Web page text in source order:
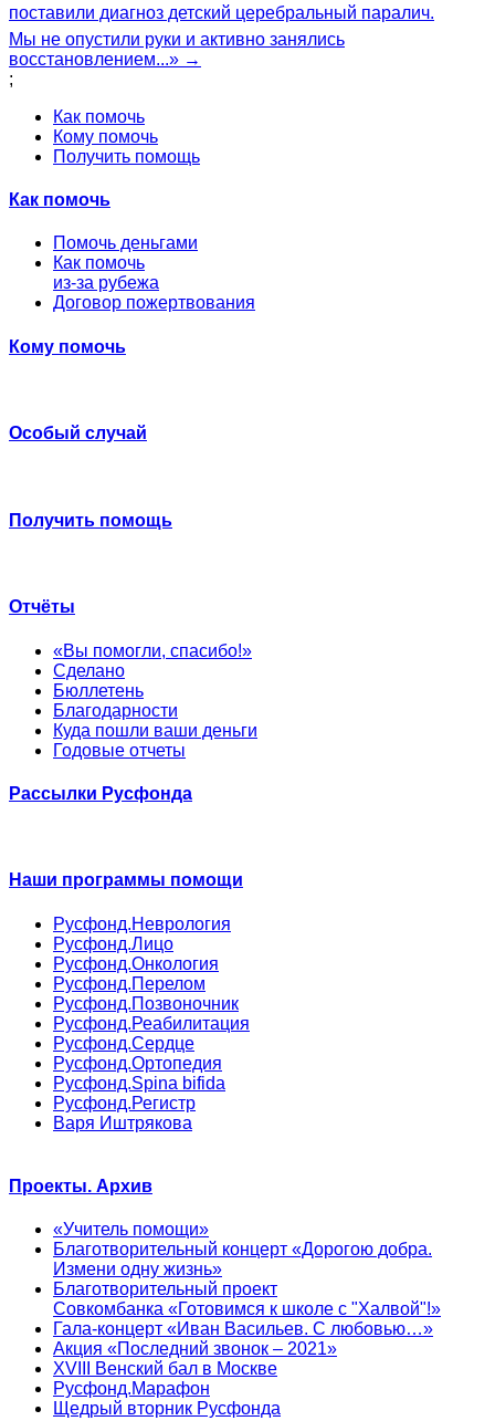
поставили диагноз детский церебральный паралич.
Мы не опустили руки и активно занялись
восстановлением...» →
;
Как помочь
Кому помочь
Получить помощь
Как помочь
Помочь деньгами
Как помочь
из-за рубежа
Договор пожертвования
Кому помочь
Особый случай
Получить помощь
Отчёты
«Вы помогли, спасибо!»
Сделано
Бюллетень
Благодарности
Куда пошли ваши деньги
Годовые отчеты
Рассылки Русфонда
Наши программы помощи
Русфонд.Неврология
Русфонд.Лицо
Русфонд.Онкология
Русфонд.Перелом
Русфонд.Позвоночник
Русфонд.Реабилитация
Русфонд.Сердце
Русфонд.Ортопедия
Русфонд.Spina bifida
Русфонд.Регистр
Варя Иштрякова
Проекты. Архив
«Учитель помощи»
Благотворительный концерт «Дорогою добра.
Измени одну жизнь»
Благотворительный проект
Совкомбанка «Готовимся к школе с "Халвой"!»
Гала-концерт «Иван Васильев. С любовью…»
Акция «Последний звонок – 2021»
XVIII Венский бал в Москве
Русфонд.Марафон
Щедрый вторник Русфонда